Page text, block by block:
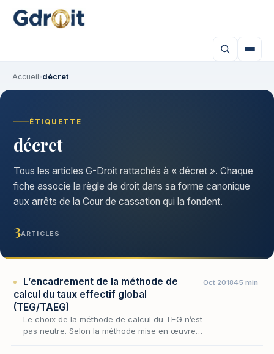
Accueil›décret
ÉTIQUETTE
décret
Tous les articles G-Droit rattachés à « décret ». Chaque
fiche associe la règle de droit dans sa forme canonique
aux arrêts de la Cour de cassation qui la fondent.
3ARTICLES
L’encadrement de la méthode de
calcul du taux effectif global
(TEG/TAEG)
Le choix de la méthode de calcul du TEG n’est
pas neutre. Selon la méthode mise en œuvre,
Oct 201845 min